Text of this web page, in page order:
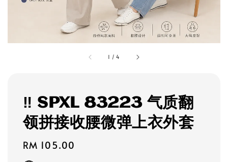
1 /4
‼️ SPXL 83223 气质翻
领拼接收腰微弹上衣外套
Regular
price
RM 105.00